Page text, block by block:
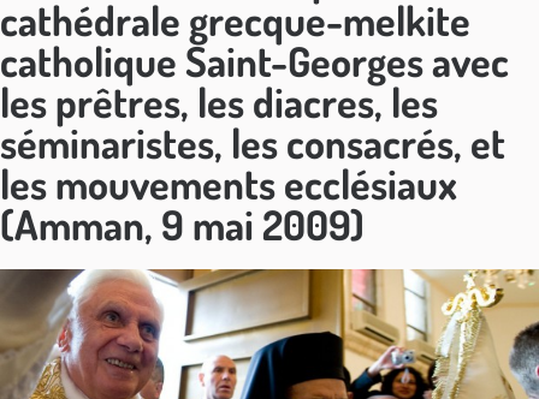
cathédrale grecque-melkite
catholique Saint-Georges avec
les prêtres, les diacres, les
séminaristes, les consacrés, et
les mouvements ecclésiaux
(Amman, 9 mai 2009)